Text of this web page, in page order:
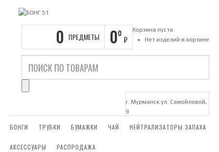
0 ПРЕДМЕТЫ 00
₽
Корзина пуста
Нет изделий в корзине
г. Мурманск ул. Самойловой,
9
БОНГИ ТРУБКИ БУМАЖКИ ЧАЙ НЕЙТРАЛИЗАТОРЫ ЗАПАХА
АКСЕССУАРЫ РАСПРОДАЖА